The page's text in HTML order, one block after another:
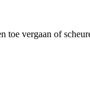
vergaan of